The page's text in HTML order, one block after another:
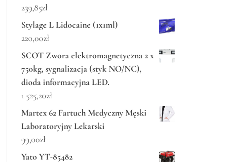
239,85zł
Stylage L Lidocaine (1x1ml)
220,00zł
SCOT Zwora elektromagnetyczna 2 x
750kg, sygnalizacja (styk NO/NC),
dioda informacyjna LED.
1 525,20zł
Martex 62 Fartuch Medyczny Męski
Laboratoryjny Lekarski
99,00zł
Yato YT-85482